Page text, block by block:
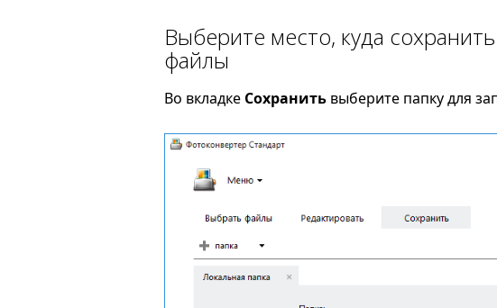
Выберите место, куда
файлы
Во вкладке Сохранитьвыберите папку для